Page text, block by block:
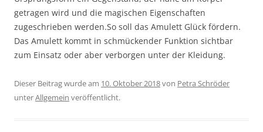
getragen wird und die magischen Eigenschaften
zugeschrieben werden.So soll das Amulett Glück fördern.
Das Amulett kommt in schmückender Funktion sichtbar
zum Einsatz oder aber verborgen unter der Kleidung.
Dieser Beitrag wurde am 10. Oktober 2018von Petra Schröder
unterAllgemein veröffentlicht.